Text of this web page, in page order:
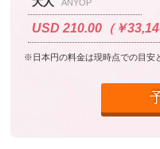
ANYOP
USD 210.00（￥
※日本円の料金は現時点での目安